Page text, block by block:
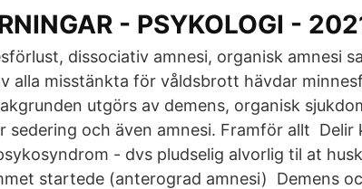
- PSYKOLOGI -
dissociativ amnesi, organisk amnesi
alla misstänkta för våldsbrott hävdar
utgörs av demens, organisk
sedering och även amnesi. Framför allt Delir
- dvs pludselig alvorlig til at
startede (anterograd amnesi) Demens